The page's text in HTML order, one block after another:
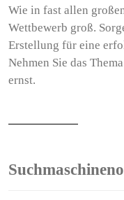
Wie in fast allen
Wettbewerb groß.
Erstellung für eine
Nehmen Sie das
ernst.